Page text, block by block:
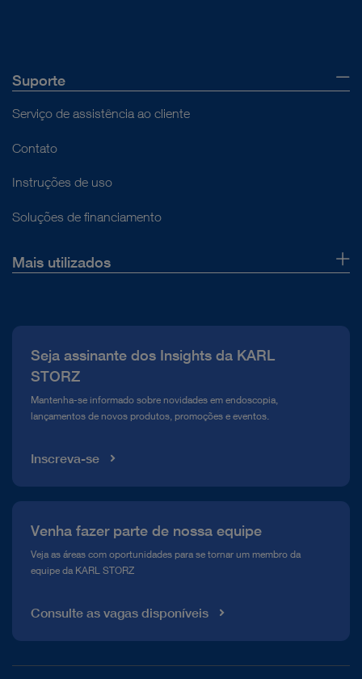
Suporte
Serviço de assistência ao cliente
Contato
Instruções de uso
Soluções de financiamento
Mais utilizados
Compliance Hotline
Mediateca
Seja assinante dos Insights da KARL
STORZ
Mantenha-se informado sobre novidades em endoscopia,
lançamentos de novos produtos, promoções e eventos.
Inscreva-se
Venha fazer parte de nossa equipe
Veja as áreas com oportunidades para se tornar um membro da
equipe da KARL STORZ
Consulte as vagas disponíveis